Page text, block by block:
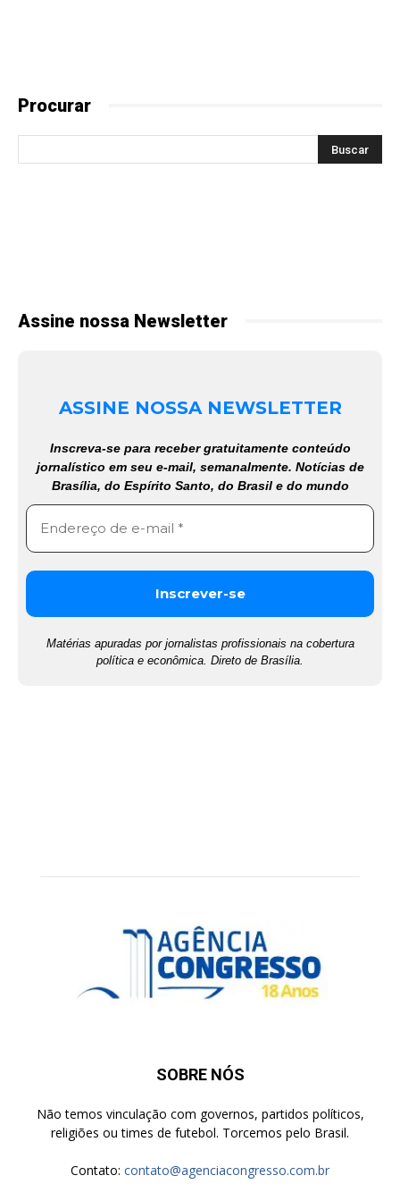
Procurar
Assine nossa Newsletter
ASSINE NOSSA NEWSLETTER
Inscreva-se para receber gratuitamente conteúdo
jornalístico em seu e-mail, semanalmente. Notícias de
Brasília, do Espírito Santo, do Brasil e do mundo
Matérias apuradas por jornalistas profissionais na cobertura
política e econômica. Direto de Brasília.
SOBRE NÓS
Não temos vinculação com governos, partidos políticos,
religiões ou times de futebol. Torcemos pelo Brasil.
Contato: contato@agenciacongresso.com.br